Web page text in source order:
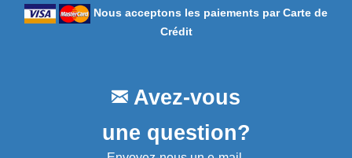
Nous acceptons les paiements par Carte de
Crédit
Avez-vous
une question?